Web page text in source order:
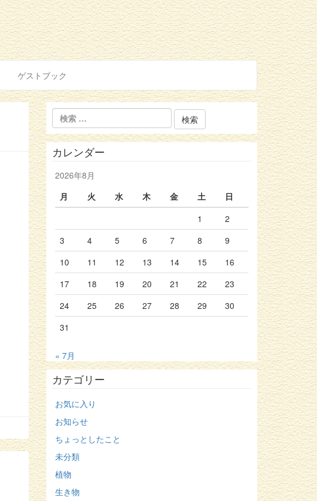
ゲストブック
カレンダー
2026年8月
月
火 水 木 金 土
日
1
2
3
4 5 6 7 8
9
10
11 12 13 14 15
16
17
18 19 20 21 22
23
24
25 26 27 28 29
30
31
« 7月
カテゴリー
お気に入り
お知らせ
ちょっとしたこと
未分類
植物
生き物